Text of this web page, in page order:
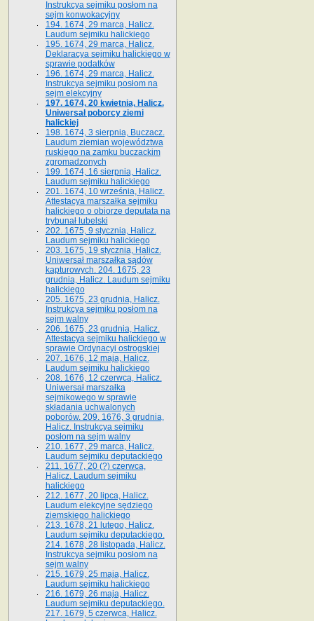
Instrukcya sejmiku posłom na
sejm konwokacyjny
194. 1674, 29 marca, Halicz.
Laudum sejmiku halickiego
195. 1674, 29 marca, Halicz.
Deklaracya sejmiku halickiego w
sprawie podatków
196. 1674, 29 marca, Halicz.
Instrukcya sejmiku posłom na
sejm elekcyjny
197. 1674, 20 kwietnia, Halicz.
Uniwersał poborcy ziemi
halickiej
198. 1674, 3 sierpnia, Buczacz.
Laudum ziemian województwa
ruskiego na zamku buczackim
zgromadzonych
199. 1674, 16 sierpnia, Halicz.
Laudum sejmiku halickiego
201. 1674, 10 września, Halicz.
Attestacya marszałka sejmiku
halickiego o obiorze deputata na
trybunał lubelski
202. 1675, 9 stycznia, Halicz.
Laudum sejmiku halickiego
203. 1675, 19 stycznia, Halicz.
Uniwersał marszałka sądów
kapturowych. 204. 1675, 23
grudnia, Halicz. Laudum sejmiku
halickiego
205. 1675, 23 grudnia, Halicz.
Instrukcya sejmiku posłom na
sejm walny
206. 1675, 23 grudnia, Halicz.
Attestacya sejmiku halickiego w
sprawie Ordynacyi ostrogskiej
207. 1676, 12 maja, Halicz.
Laudum sejmiku halickiego
208. 1676, 12 czerwca, Halicz.
Uniwersał marszałka
sejmikowego w sprawie
składania uchwalonych
poborów. 209. 1676, 3 grudnia,
Halicz. Instrukcya sejmiku
posłom na sejm walny
210. 1677, 29 marca, Halicz.
Laudum sejmiku deputackiego
211. 1677, 20 (?) czerwca,
Halicz. Laudum sejmiku
halickiego
212. 1677, 20 lipca, Halicz.
Laudum elekcyjne sędziego
ziemskiego halickiego
213. 1678, 21 lutego, Halicz.
Laudum sejmiku deputackiego.
214. 1678, 28 listopada, Halicz.
Instrukcya sejmiku posłom na
sejm walny
215. 1679, 25 maja, Halicz.
Laudum sejmiku halickiego
216. 1679, 26 maja, Halicz.
Laudum sejmiku deputackiego.
217. 1679, 5 czerwca, Halicz.